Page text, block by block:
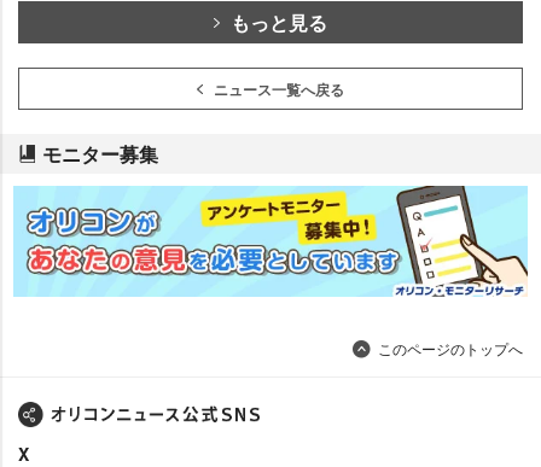
もっと見る
ニュース一覧へ戻る
モニター募集
このページのトップへ
X